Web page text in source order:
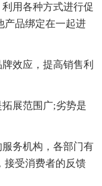
用各种方式进行促
产品绑定在一起进
效应，提高销售利
展范围广;劣势是
务机构，各部门有
接受消费者的反馈